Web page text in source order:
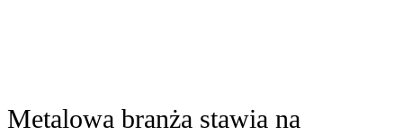
Metalowa branża stawia na